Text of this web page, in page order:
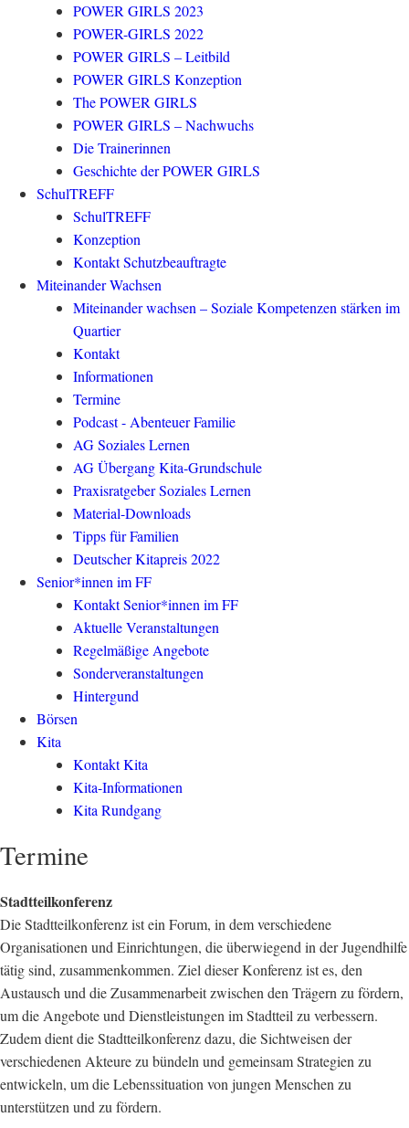
POWER GIRLS 2023
POWER-GIRLS 2022
POWER GIRLS – Leitbild
POWER GIRLS Konzeption
The POWER GIRLS
POWER GIRLS – Nachwuchs
Die Trainerinnen
Geschichte der POWER GIRLS
SchulTREFF
SchulTREFF
Konzeption
Kontakt Schutzbeauftragte
Miteinander Wachsen
Miteinander wachsen – Soziale Kompetenzen stärken im
Quartier
Kontakt
Informationen
Termine
Podcast - Abenteuer Familie
AG Soziales Lernen
AG Übergang Kita-Grundschule
Praxisratgeber Soziales Lernen
Material-Downloads
Tipps für Familien
Deutscher Kitapreis 2022
Senior*innen im FF
Kontakt Senior*innen im FF
Aktuelle Veranstaltungen
Regelmäßige Angebote
Sonderveranstaltungen
Hintergund
Börsen
Kita
Kontakt Kita
Kita-Informationen
Kita Rundgang
Termine
Stadtteilkonferenz
Die Stadtteilkonferenz ist ein Forum, in dem verschiedene
Organisationen und Einrichtungen, die überwiegend in der Jugendhilfe
tätig sind, zusammenkommen. Ziel dieser Konferenz ist es, den
Austausch und die Zusammenarbeit zwischen den Trägern zu fördern,
um die Angebote und Dienstleistungen im Stadtteil zu verbessern.
Zudem dient die Stadtteilkonferenz dazu, die Sichtweisen der
verschiedenen Akteure zu bündeln und gemeinsam Strategien zu
entwickeln, um die Lebenssituation von jungen Menschen zu
unterstützen und zu fördern.